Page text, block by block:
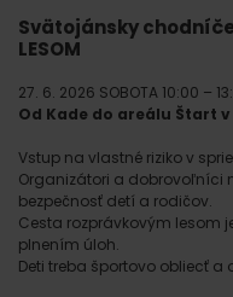
Svätojánsky
LESOM
27. 6. 2026 SOBOTA 10:00 –
Od Kade do areálu Štart
Vstup na vlastné riziko v
Organizátori a dobrovoľníci
bezpečnosť detí a rodičov.
Cesta rozprávkovým lesom
plnením úloh.
Deti treba športovo obliecť